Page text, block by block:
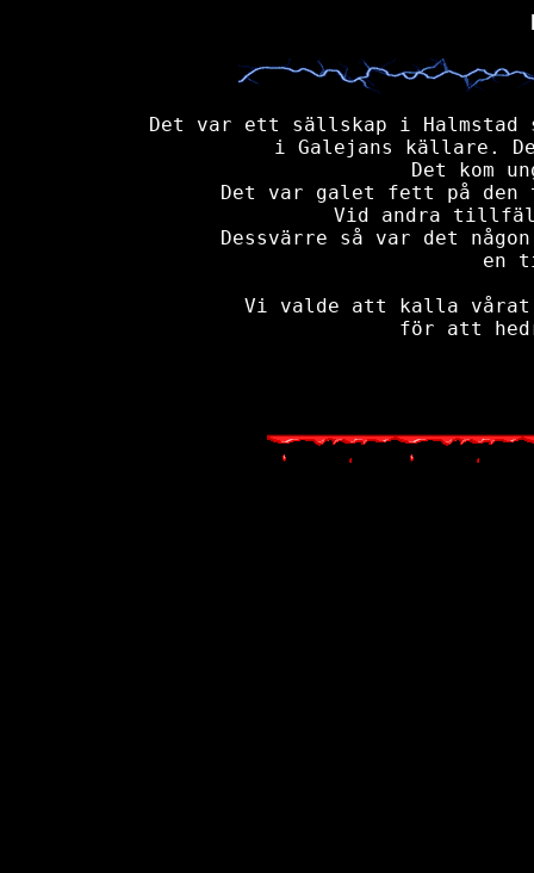
Det var ett sällskap i Halmstad
i Galejans källare.
Det kom
Det var galet fett på
Vid andra
Dessvärre så var det
en
Vi valde att kalla vårat
för att